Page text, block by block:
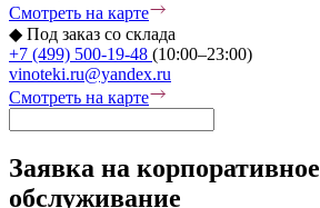
Смотреть на карте
◆ Под заказ со склада
+7 (499) 500-19-48 (10:00–23:00)
vinoteki.ru@yandex.ru
Смотреть на карте
Заявка на корпоративное
обслуживание